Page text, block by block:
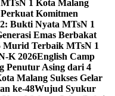
1 Kota Malang
Komitmen
Bukti Nyata MTsN 1
Emas Berbakat
Murid Terbaik MTsN 1
K 2026English Camp
Penutur Asing dari 4
Malang Sukses Gelar
ke-48Wujud Syukur